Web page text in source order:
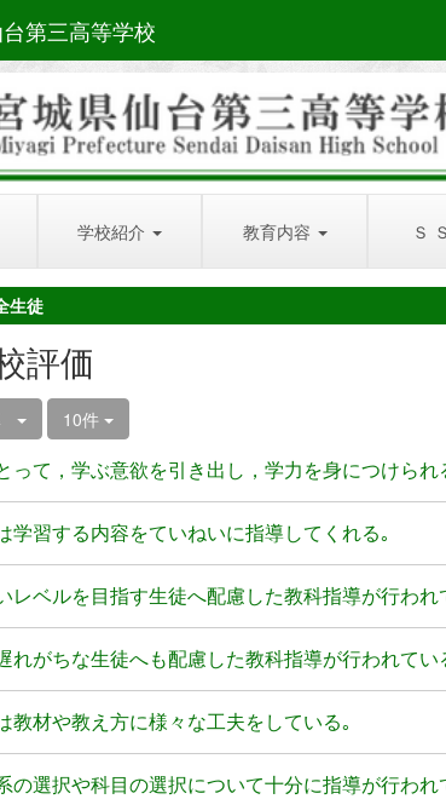
第三高等学校
学校紹介 教育内容 Ｓ
生徒
評価
10件
って，学ぶ意欲を引き出し，学力を身につけら
学習する内容をていねいに指導してくれる｡
レベルを目指す生徒へ配慮した教科指導が行われ
れがちな生徒へも配慮した教科指導が行われてい
教材や教え方に様々な工夫をしている｡
の選択や科目の選択について十分に指導が行われ